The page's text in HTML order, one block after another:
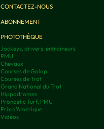
CONTACTEZ-NOUS
ABONNEMENT
PHOTOTHÈQUE
Jockeys, drivers, entraineurs
PMU
Chevaux
Courses de Galop
Courses de Trot
Grand National du Trot
Hippodromes
Pronostic Turf, PMU
Prix d’Amérique
Vidéos